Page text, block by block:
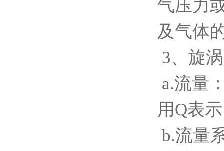
气压力
及气体
3、旋
a.流量
用Q表
b.流量